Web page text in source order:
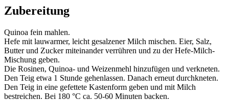
Zubereitung
Quinoa fein mahlen.
Hefe mit lauwarmer, leicht gesalzener Milch mischen. Eier, Salz,
Butter und Zucker miteinander verrühren und zu der Hefe-Milch-
Mischung geben.
Die Rosinen, Quinoa- und Weizenmehl hinzufügen und verkneten.
Den Teig etwa 1 Stunde gehenlassen. Danach erneut durchkneten.
Den Teig in eine gefettete Kastenform geben und mit Milch
bestreichen. Bei 180 °C ca. 50-60 Minuten backen.